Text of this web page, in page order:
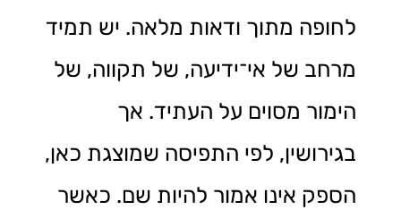
לחופה מתוך ודאות מלאה. יש תמיד
מרחב של אי־ידיעה, של תקווה, של
הימור מסוים על העתיד. אך
בגירושין, לפי התפיסה שמוצגת כאן,
הספק אינו אמור להיות שם. כאשר